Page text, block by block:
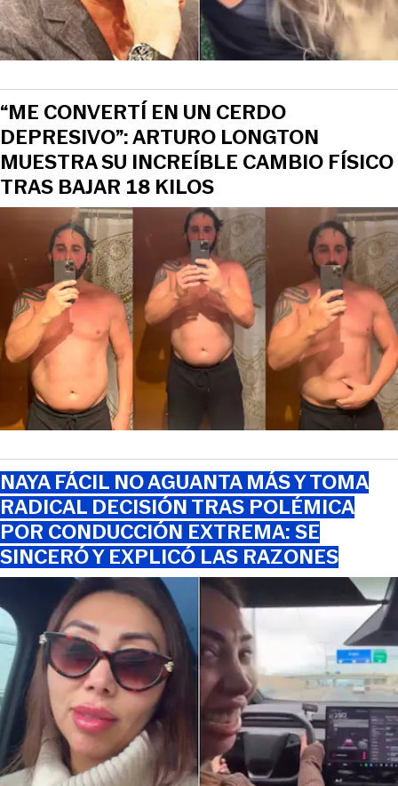
“ME CONVERTÍ EN UN CERDO
DEPRESIVO”: ARTURO LONGTON
MUESTRA SU INCREÍBLE CAMBIO FÍSICO
TRAS BAJAR 18 KILOS
NAYA FÁCIL NO AGUANTA MÁS Y TOMA
RADICAL DECISIÓN TRAS POLÉMICA
POR CONDUCCIÓN EXTREMA: SE
SINCERÓ Y EXPLICÓ LAS RAZONES